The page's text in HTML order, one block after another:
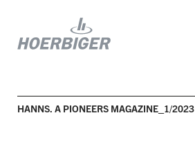
HANNS. A PIONEERS MAGAZINE_1/2023